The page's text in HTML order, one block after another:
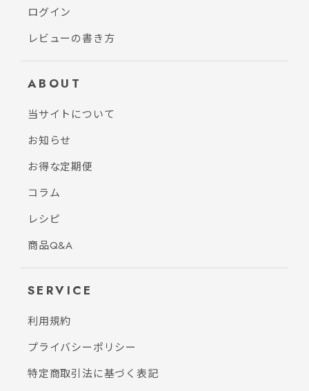
ログイン
レビューの書き方
ABOUT
当サイトについて
お知らせ
お得な定期便
コラム
レシピ
商品Q&A
SERVICE
利用規約
プライバシーポリシー
特定商取引法に基づく表記